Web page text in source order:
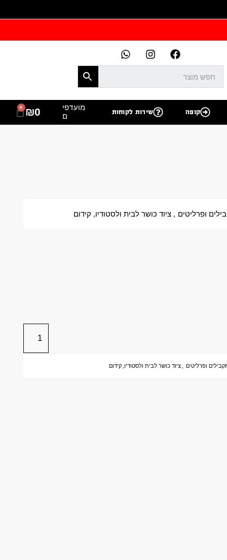
קופה שירות לקוחות
מועדפי
ם
₪0
0
ופרליטים , ציוד כושר לבית ולסטודיו, קידום
ופרליטים ,ציוד כושר לבית ולסטודיו,קידום